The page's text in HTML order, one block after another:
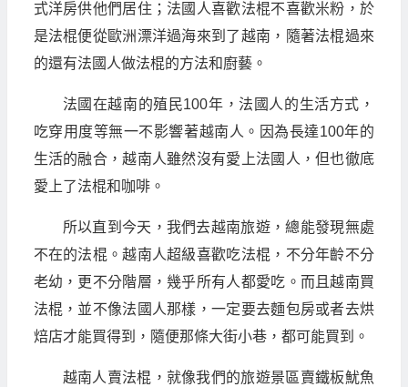
式洋房供他們居住；法國人喜歡法棍不喜歡米粉，於
是法棍便從歐洲漂洋過海來到了越南，隨著法棍過來
的還有法國人做法棍的方法和廚藝。
法國在越南的殖民100年，法國人的生活方式，
吃穿用度等無一不影響著越南人。因為長達100年的
生活的融合，越南人雖然沒有愛上法國人，但也徹底
愛上了法棍和咖啡。
所以直到今天，我們去越南旅遊，總能發現無處
不在的法棍。越南人超級喜歡吃法棍，不分年齡不分
老幼，更不分階層，幾乎所有人都愛吃。而且越南買
法棍，並不像法國人那樣，一定要去麵包房或者去烘
焙店才能買得到，隨便那條大街小巷，都可能買到。
越南人賣法棍，就像我們的旅遊景區賣鐵板魷魚